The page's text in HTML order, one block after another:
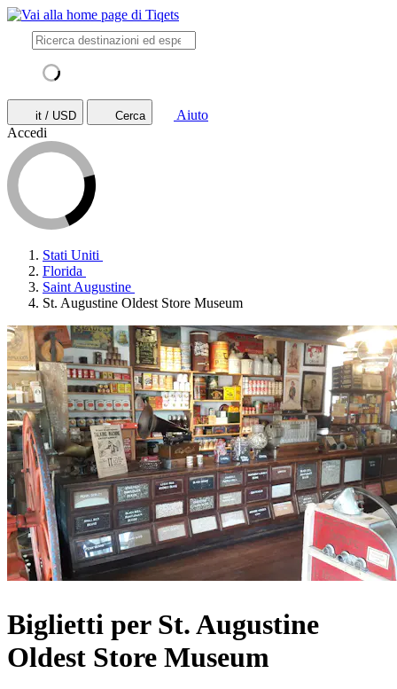
it / USD Cerca
Aiuto
Accedi
Stati Uniti
Florida
Saint Augustine
St. Augustine Oldest Store Museum
Biglietti per St. Augustine
Oldest Store Museum